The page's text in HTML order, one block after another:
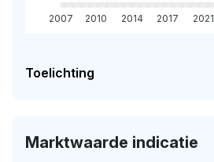
2007 2010 2014 2017 2021
Toelichting
Marktwaarde indicatie